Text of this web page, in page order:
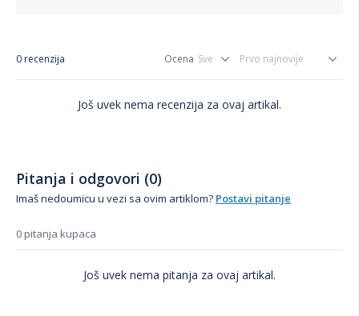
0 recenzija Ocena
Još uvek nema recenzija za ovaj artikal.
Pitanja i odgovori (0)
Imaš nedoumicu u vezi sa ovim artiklom? Postavi pitanje
0 pitanja kupaca
Još uvek nema pitanja za ovaj artikal.